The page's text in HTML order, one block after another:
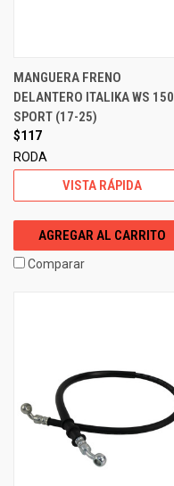
MANGUERA FRENO
DELANTERO ITALIKA WS 150
SPORT (17-25)
$117
RODA
VISTA RÁPIDA
AGREGAR AL CARRITO
Comparar